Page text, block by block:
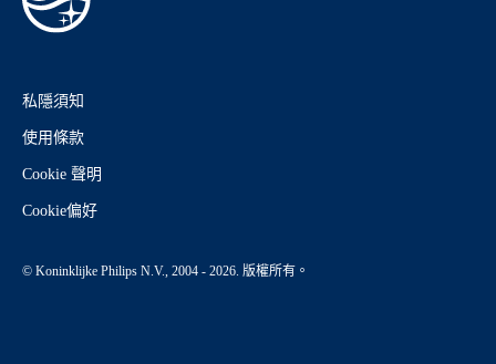
私隱須知
使用條款
Cookie 聲明
Cookie偏好
© Koninklijke Philips N.V., 2004 - 2026. 版權所有。